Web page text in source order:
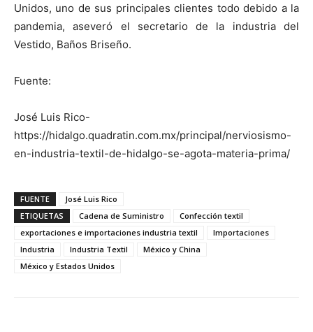
Unidos, uno de sus principales clientes todo debido a la
pandemia, aseveró el secretario de la industria del
Vestido, Baños Briseño.
Fuente:
José Luis Rico-
https://hidalgo.quadratin.com.mx/principal/nerviosismo-
en-industria-textil-de-hidalgo-se-agota-materia-prima/
FUENTE
José Luis Rico
ETIQUETAS
Cadena de Suministro
Confección textil
exportaciones e importaciones industria textil
Importaciones
Industria
Industria Textil
México y China
México y Estados Unidos